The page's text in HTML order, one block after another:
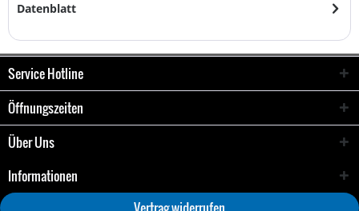
Datenblatt
Service Hotline
Öffnungszeiten
Über Uns
Informationen